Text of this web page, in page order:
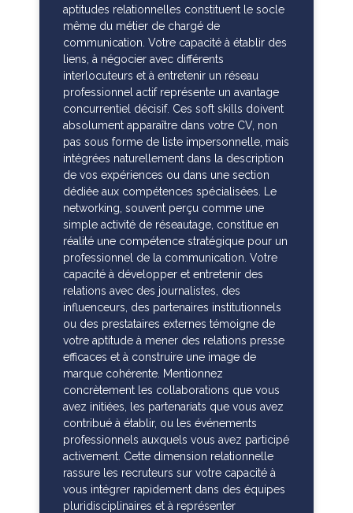
aptitudes relationnelles constituent le socle
même du métier de chargé de
communication. Votre capacité à établir des
liens, à négocier avec différents
interlocuteurs et à entretenir un réseau
professionnel actif représente un avantage
concurrentiel décisif. Ces soft skills doivent
absolument apparaître dans votre CV, non
pas sous forme de liste impersonnelle, mais
intégrées naturellement dans la description
de vos expériences ou dans une section
dédiée aux compétences spécialisées. Le
networking, souvent perçu comme une
simple activité de réseautage, constitue en
réalité une compétence stratégique pour un
professionnel de la communication. Votre
capacité à développer et entretenir des
relations avec des journalistes, des
influenceurs, des partenaires institutionnels
ou des prestataires externes témoigne de
votre aptitude à mener des relations presse
efficaces et à construire une image de
marque cohérente. Mentionnez
concrètement les collaborations que vous
avez initiées, les partenariats que vous avez
contribué à établir, ou les événements
professionnels auxquels vous avez participé
activement. Cette dimension relationnelle
rassure les recruteurs sur votre capacité à
vous intégrer rapidement dans des équipes
pluridisciplinaires et à représenter